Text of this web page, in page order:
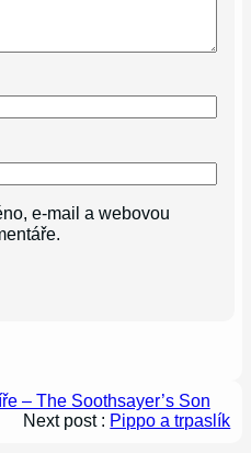
e-mail a webovou
– The Soothsayer’s Son
Next post : Pippo a trpaslík